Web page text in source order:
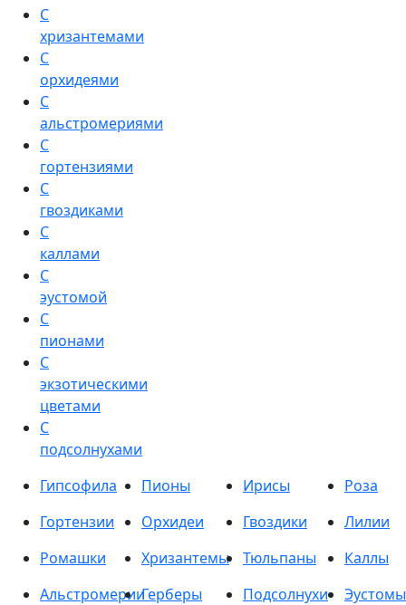
С
хризантемами
С
орхидеями
С
альстромериями
С
гортензиями
С
гвоздиками
С
каллами
С
эустомой
С
пионами
С
экзотическими
цветами
С
подсолнухами
Гипсофила
Пионы Ирисы
Роза
Гортензии
Орхидеи Гвоздики
Лилии
Ромашки
Хризантемы Тюльпаны
Каллы
АльстромерииГерберы Подсолнухи
Эустомы